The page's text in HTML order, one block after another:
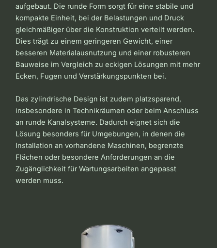
aufgebaut. Die runde Form sorgt für eine stabile und
kompakte Einheit, bei der Belastungen und Druck
gleichmäßiger über die Konstruktion verteilt werden.
Dies trägt zu einem geringeren Gewicht, einer
besseren Materialausnutzung und einer robusteren
Bauweise im Vergleich zu eckigen Lösungen mit mehr
Ecken, Fugen und Verstärkungspunkten bei.
Das zylindrische Design ist zudem platzsparend,
insbesondere in Technikräumen oder beim Anschluss
an runde Kanalsysteme. Dadurch eignet sich die
Lösung besonders für Umgebungen, in denen die
Installation an vorhandene Maschinen, begrenzte
Flächen oder besondere Anforderungen an die
Zugänglichkeit für Wartungsarbeiten angepasst
werden muss.